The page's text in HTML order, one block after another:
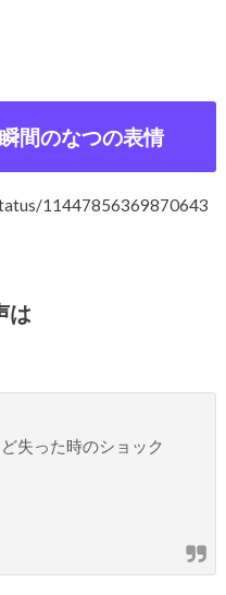
間のなつの表情
11447856369870643
は
失った時のショック